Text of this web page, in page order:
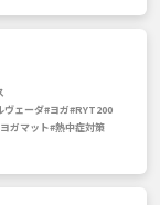
ヴェーダ#ヨガ#RYT200
ガマット#熱中症対策